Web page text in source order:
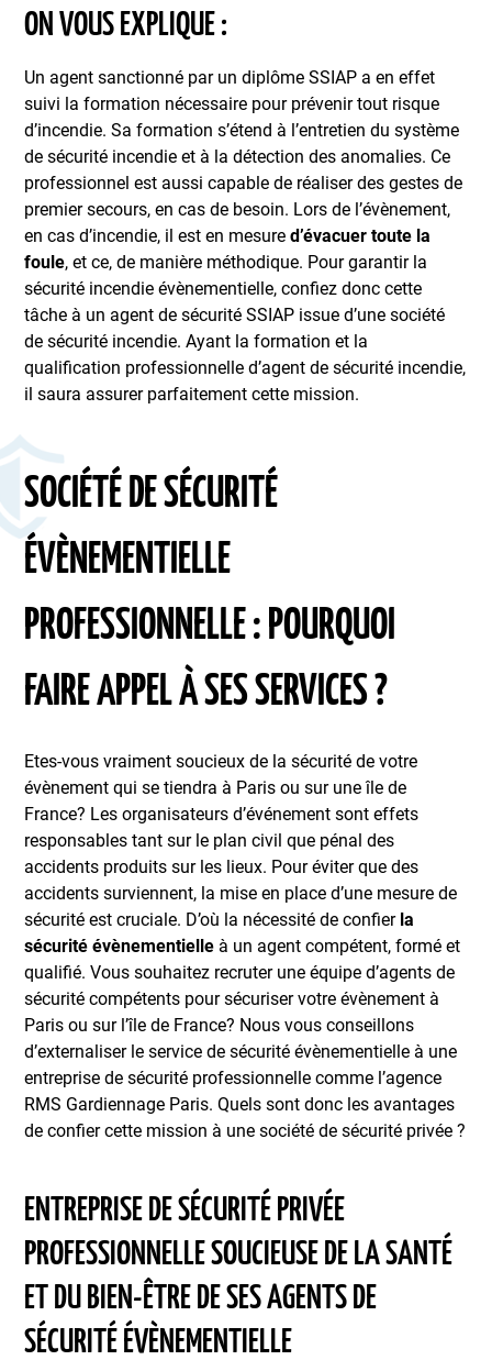
ON VOUS EXPLIQUE :
Un agent sanctionné par un diplôme SSIAP a en effet
suivi la formation nécessaire pour prévenir tout risque
d’incendie. Sa formation s’étend à l’entretien du système
de sécurité incendie et à la détection des anomalies. Ce
professionnel est aussi capable de réaliser des gestes de
premier secours, en cas de besoin. Lors de l’évènement,
en cas d’incendie, il est en mesured’évacuer toute la
foule, et ce, de manière méthodique. Pour garantir la
sécurité incendie évènementielle, confiez donc cette
tâche à un agent de sécurité SSIAP issue d’une société
de sécurité incendie. Ayant la formation et la
qualification professionnelle d’agent de sécurité incendie,
il saura assurer parfaitement cette mission.
SOCIÉTÉ DE SÉCURITÉ
ÉVÈNEMENTIELLE
PROFESSIONNELLE : POURQUOI
FAIRE APPEL À SES SERVICES ?
Etes-vous vraiment soucieux de la sécurité de votre
évènement qui se tiendra à Paris ou sur une île de
France? Les organisateurs d’événement sont effets
responsables tant sur le plan civil que pénal des
accidents produits sur les lieux. Pour éviter que des
accidents surviennent, la mise en place d’une mesure de
sécurité est cruciale. D’où la nécessité de confier la
sécurité évènementielle à un agent compétent, formé et
qualifié. Vous souhaitez recruter une équipe d’agents de
sécurité compétents pour sécuriser votre évènement à
Paris ou sur l’île de France? Nous vous conseillons
d’externaliser le service de sécurité évènementielle à une
entreprise de sécurité professionnelle comme l’agence
RMS Gardiennage Paris. Quels sont donc les avantages
de confier cette mission à une société de sécurité privée ?
ENTREPRISE DE SÉCURITÉ PRIVÉE
PROFESSIONNELLE SOUCIEUSE DE LA SANTÉ
ET DU BIEN-ÊTRE DE SES AGENTS DE
SÉCURITÉ ÉVÈNEMENTIELLE